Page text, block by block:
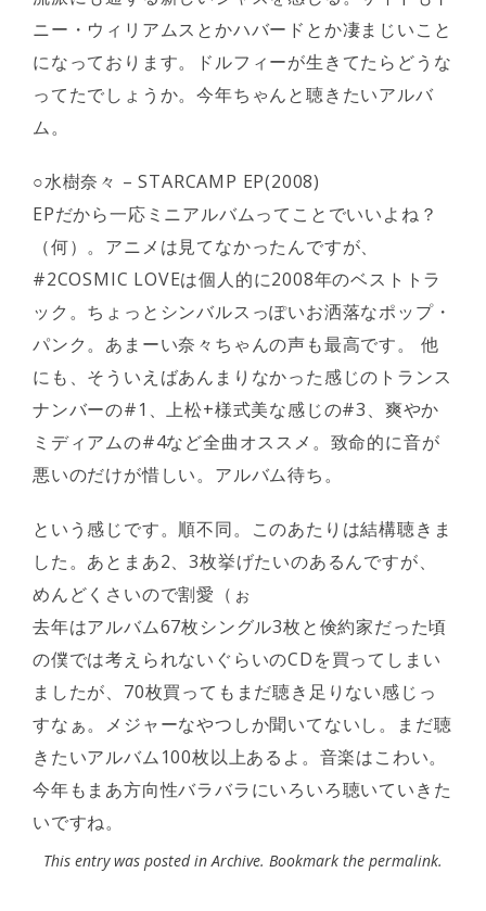
ニー・ウィリアムスとかハバードとか凄まじいこと
になっております。ドルフィーが生きてたらどうな
ってたでしょうか。今年ちゃんと聴きたいアルバ
ム。
○水樹奈々 – STARCAMP EP(2008)
EPだから一応ミニアルバムってことでいいよね？
（何）。アニメは見てなかったんですが、
#2COSMIC LOVEは個人的に2008年のベストトラ
ック。ちょっとシンバルスっぽいお洒落なポップ・
パンク。あまーい奈々ちゃんの声も最高です。 他
にも、そういえばあんまりなかった感じのトランス
ナンバーの#1、上松+様式美な感じの#3、爽やか
ミディアムの#4など全曲オススメ。致命的に音が
悪いのだけが惜しい。アルバム待ち。
という感じです。順不同。このあたりは結構聴きま
した。あとまあ2、3枚挙げたいのあるんですが、
めんどくさいので割愛（ぉ
去年はアルバム67枚シングル3枚と倹約家だった頃
の僕では考えられないぐらいのCDを買ってしまい
ましたが、70枚買ってもまだ聴き足りない感じっ
すなぁ。メジャーなやつしか聞いてないし。まだ聴
きたいアルバム100枚以上あるよ。音楽はこわい。
今年もまあ方向性バラバラにいろいろ聴いていきた
いですね。
This entry was posted inArchive. Bookmark the permalink.